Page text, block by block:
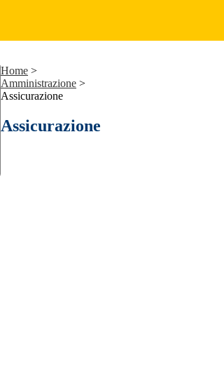
Home >
Amministrazione >
Assicurazione
Assicurazione